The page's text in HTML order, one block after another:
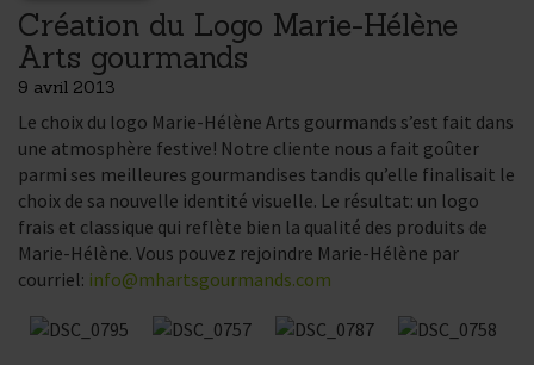
Création du Logo Marie-Hélène
Arts gourmands
9 avril 2013
Le choix du logo Marie-Hélène Arts gourmands s’est fait dans
une atmosphère festive! Notre cliente nous a fait goûter
parmi ses meilleures gourmandises tandis qu’elle finalisait le
choix de sa nouvelle identité visuelle. Le résultat: un logo
frais et classique qui reflète bien la qualité des produits de
Marie-Hélène. Vous pouvez rejoindre Marie-Hélène par
courriel: info@mhartsgourmands.com